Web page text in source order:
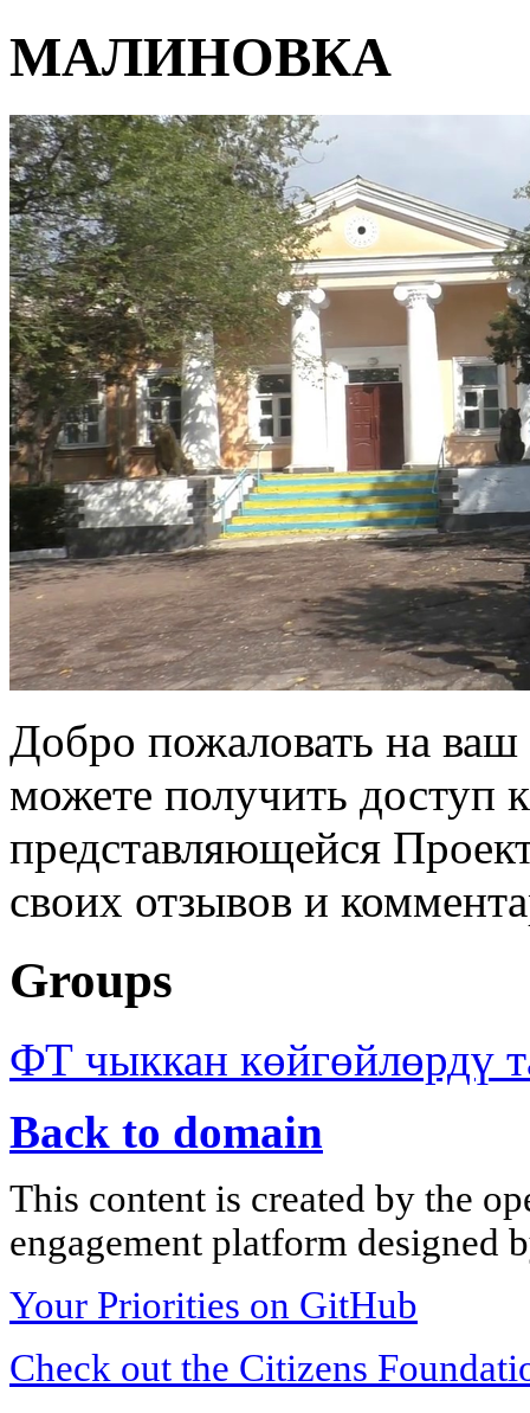
МАЛИНОВКА
Добро пожаловать на
можете получить доступ
представляющейся
своих отзывов и
Groups
ФТ чыккан көйгөйлөрдү
Back to domain
This content is created by the
engagement platform designed
Your Priorities on GitHub
Check out the Citizens